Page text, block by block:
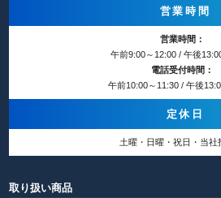
営業時間
営業時間：
午前9:00～12:00 / 午後
電話受付時間：
午前10:00～11:30 / 午後
定休日
土曜・日曜・祝日・当社
取り扱い商品